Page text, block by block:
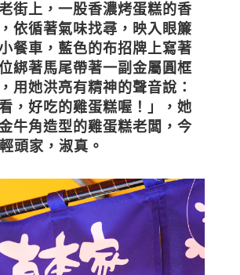
街上，一股香濃烤蛋糕的香
依循著氣味找尋，映入眼簾
餐車，藍色的布招牌上寫著
綁著馬尾帶著一副金屬圓框
用她洪亮有精神的聲音說：
，好吃的雞蛋糕喔！」，她
牛角造型的雞蛋糕老闆，今
頭家，淑真。